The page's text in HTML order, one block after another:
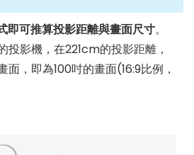
即可推算投影距離與畫面尺寸。
投影機，在221cm的投影距離，
，即為100吋的畫面(16:9比例，